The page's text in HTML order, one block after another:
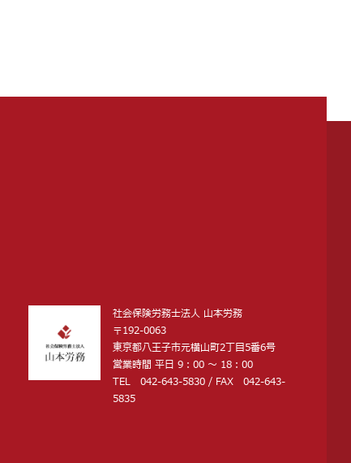
社会保険労務士法人 山本労務
〒192-0063
東京都八王子市元横山町2丁目5番6号
営業時間 平日 9：00 〜 18：00
TEL 042-643-5830 / FAX 042-643-
5835